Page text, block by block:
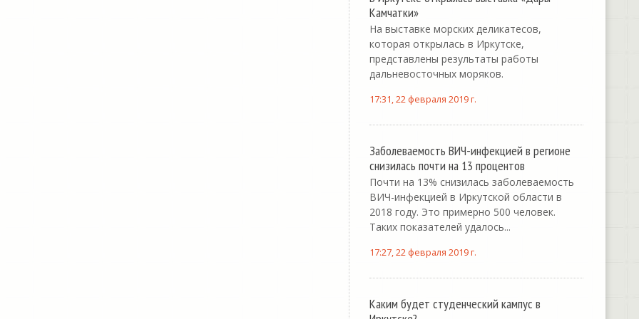
Камчатки»
На выставке морских деликатесов,
которая открылась в Иркутске,
представлены результаты работы
дальневосточных моряков.
17:31, 22 февраля 2019 г.
Заболеваемость ВИЧ-инфекцией в регионе
снизилась почти на 13 процентов
Почти на 13% снизилась заболеваемость
ВИЧ-инфекцией в Иркутской области в
2018 году. Это примерно 500 человек.
Таких показателей удалось...
17:27, 22 февраля 2019 г.
Каким будет студенческий кампус в